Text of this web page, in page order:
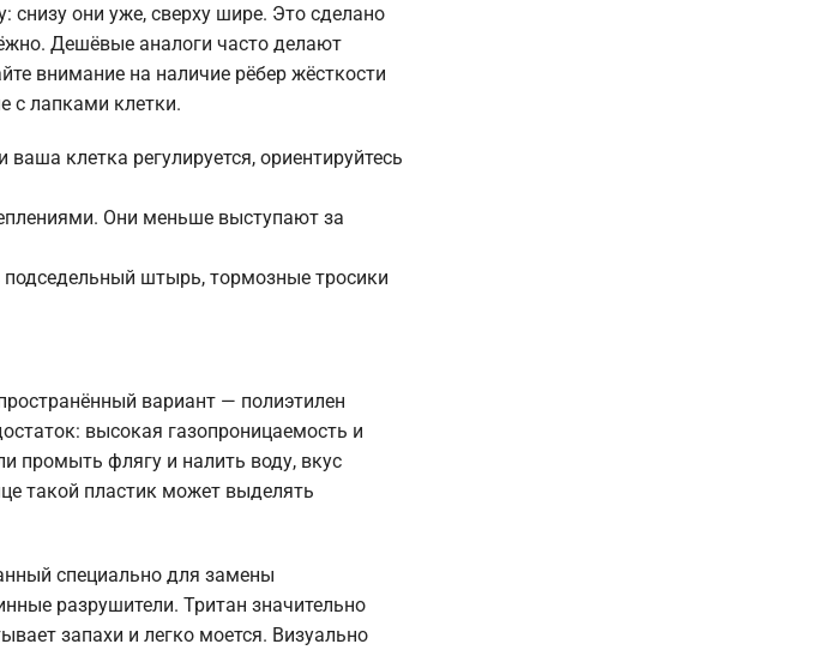
они уже, сверху шире. Это сделано
Дешёвые аналоги часто делают
внимание на наличие рёбер жёсткости
с лапками клетки.
клетка регулируется, ориентируйтесь
Они меньше выступают за
подседельный штырь, тормозные тросики
вариант — полиэтилен
высокая газопроницаемость и
промыть флягу и налить воду, вкус
такой пластик может выделять
специально для замены
разрушители. Тритан значительно
запахи и легко моется. Визуально